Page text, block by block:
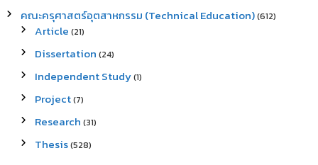
คณะครุศาสตร์อุตสาหกรรม (Technical Education)(612)
Article (21)
Dissertation (24)
Independent Study(1)
Project(7)
Research (31)
Thesis(528)